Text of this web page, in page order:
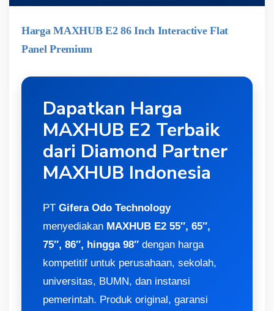
Harga MAXHUB E2 86 Inch Interactive Flat
Panel Premium
Dapatkan Harga
MAXHUB E2 Terbaik
dari Diamond Partner
MAXHUB Indonesia
PT Gifera Odo Technology
menyediakan MAXHUB E2 55″, 65″,
75″, 86″, hingga 98″ dengan harga
kompetitif untuk perusahaan, sekolah,
universitas, BUMN, dan instansi
pemerintah. Produk original, garansi